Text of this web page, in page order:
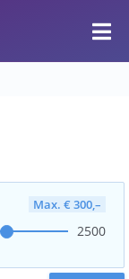
Max. € 300,–
2500